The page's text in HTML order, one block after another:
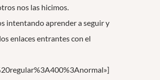
nos las hicimos.
intentando aprender a seguir y
enlaces entrantes con el